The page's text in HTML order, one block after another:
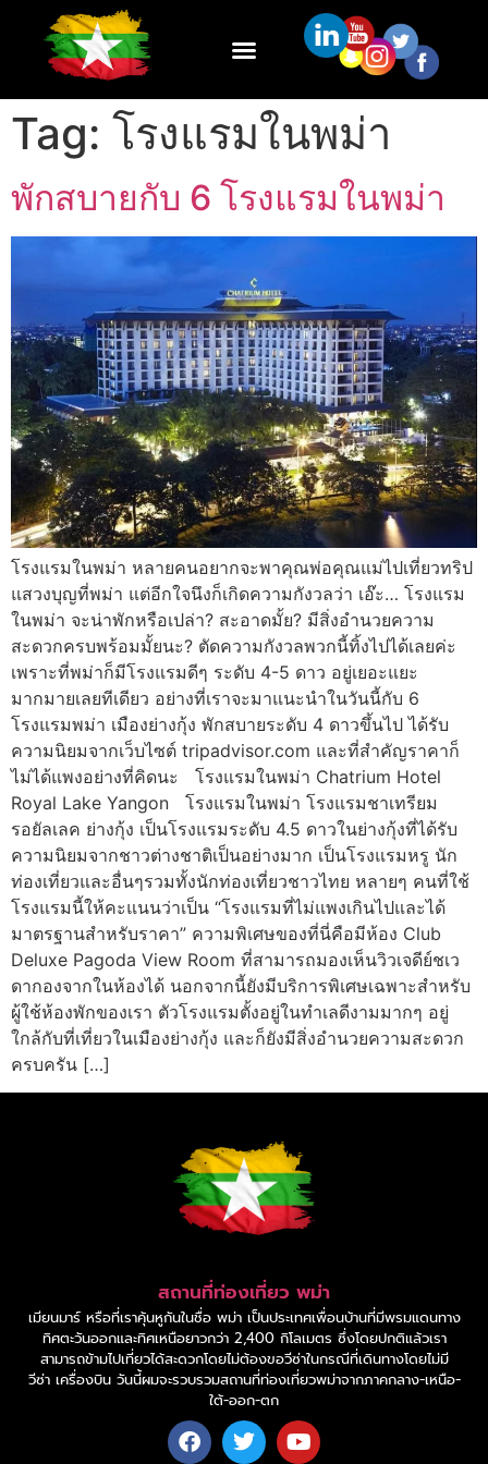
Tag: โรงแรมในพม่า
พักสบายกับ 6 โรงแรมในพม่า
โรงแรมในพม่า หลายคนอยากจะพาคุณพ่อคุณแม่ไปเที่ยวทริป
แสวงบุญที่พม่า แต่อีกใจนึงก็เกิดความกังวลว่า เอ๊ะ… โรงแรม
ในพม่า จะน่าพักหรือเปล่า? สะอาดมั้ย? มีสิ่งอำนวยความ
สะดวกครบพร้อมมั้ยนะ? ตัดความกังวลพวกนี้ทิ้งไปได้เลยค่ะ
เพราะที่พม่าก็มีโรงแรมดีๆ ระดับ 4-5 ดาว อยู่เยอะแยะ
มากมายเลยทีเดียว อย่างที่เราจะมาแนะนำในวันนี้กับ 6
โรงแรมพม่า เมืองย่างกุ้ง พักสบายระดับ 4 ดาวขึ้นไป ได้รับ
ความนิยมจากเว็บไซต์ tripadvisor.com และที่สำคัญราคาก็
ไม่ได้แพงอย่างที่คิดนะ โรงแรมในพม่า Chatrium Hotel
Royal Lake Yangon โรงแรมในพม่า โรงแรมชาเทรียม
รอยัลเลค ย่างกุ้ง เป็นโรงแรมระดับ 4.5 ดาวในย่างกุ้งที่ได้รับ
ความนิยมจากชาวต่างชาติเป็นอย่างมาก เป็นโรงแรมหรู นัก
ท่องเที่ยวและอื่นๆรวมทั้งนักท่องเที่ยวชาวไทย หลายๆ คนที่ใช้
โรงแรมนี้ให้คะแนนว่าเป็น “โรงแรมที่ไม่แพงเกินไปและได้
มาตรฐานสำหรับราคา” ความพิเศษของที่นี่คือมีห้อง Club
Deluxe Pagoda View Room ที่สามารถมองเห็นวิวเจดีย์ชเว
ดากองจากในห้องได้ นอกจากนี้ยังมีบริการพิเศษเฉพาะสำหรับ
ผู้ใช้ห้องพักของเรา ตัวโรงแรมตั้งอยู่ในทำเลดีงามมากๆ อยู่
ใกล้กับที่เที่ยวในเมืองย่างกุ้ง และก็ยังมีสิ่งอำนวยความสะดวก
ครบครัน […]
สถานที่ท่องเที่ยว พม่า
เมียนมาร์ หรือที่เราคุ้นหูกันในชื่อ พม่า เป็นประเทศเพื่อนบ้านที่มีพรมแดนทาง
ทิศตะวันออกและทิศเหนือยาวกว่า 2,400 กิโลเมตร ซึ่งโดยปกติแล้วเรา
สามารถข้ามไปเที่ยวได้สะดวกโดยไม่ต้องขอวีซ่าในกรณีที่เดินทางโดยไม่มี
วีซ่า เครื่องบิน วันนี้ผมจะรวบรวมสถานที่ท่องเที่ยวพม่าจากภาคกลาง-เหนือ-
ใต้-ออก-ตก